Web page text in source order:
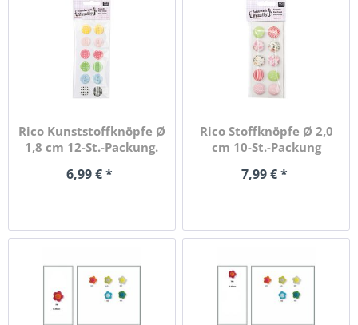
Rico Kunststoffknöpfe Ø
1,8 cm 12-St.-Packung.
6,99 € *
Rico Stoffknöpfe Ø 2,0
cm 10-St.-Packung
7,99 € *